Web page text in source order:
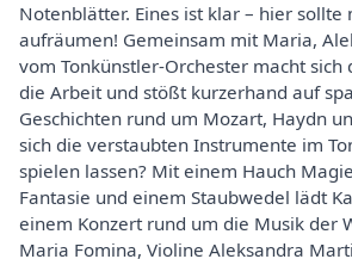
Notenblätter. Eines ist klar – hier
aufräumen! Gemeinsam mit Maria,
vom Tonkünstler-Orchester macht sich
die Arbeit und stößt kurzerhand auf
Geschichten rund um Mozart, Haydn
sich die verstaubten Instrumente im
spielen lassen? Mit einem Hauch
Fantasie und einem Staubwedel lädt
einem Konzert rund um die Musik der
Maria Fomina, Violine Aleksandra